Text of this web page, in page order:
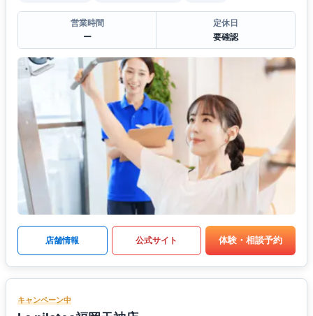
営業時間
ー
定休日
要確認
店舗情報 公式サイト 体験・相談予約
キャンペーン中